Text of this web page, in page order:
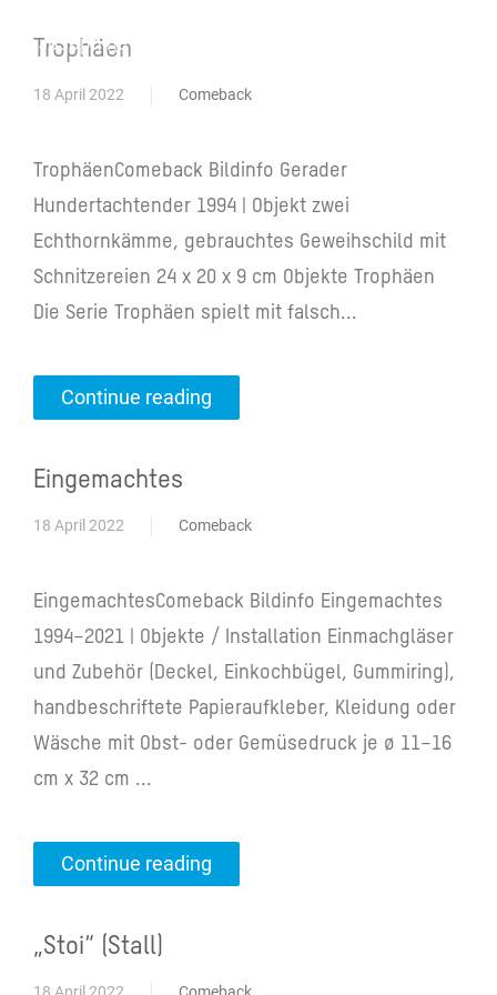
Josephine Riemann
Trophäen
18 April 2022 Comeback
TrophäenComeback Bildinfo Gerader
Hundertachtender 1994 | Objekt zwei
Echthornkämme, gebrauchtes Geweihschild mit
Schnitzereien 24 x 20 x 9 cm Objekte Trophäen
Die Serie Trophäen spielt mit falsch...
Continue reading
Eingemachtes
18 April 2022 Comeback
EingemachtesComeback Bildinfo Eingemachtes
1994–2021 | Objekte / Installation Einmachgläser
und Zubehör (Deckel, Einkochbügel, Gummiring),
handbeschriftete Papieraufkleber, Kleidung oder
Wäsche mit Obst- oder Gemüsedruck je ø 11–16
cm x 32 cm ...
Continue reading
„Stoi“ (Stall)